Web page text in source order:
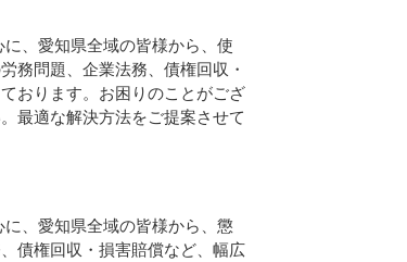
に、愛知県全域の皆様から、使
務問題、企業法務、債権回収・
おります。お困りのことがござ
最適な解決方法をご提案させて
に、愛知県全域の皆様から、懲
債権回収・損害賠償など、幅広